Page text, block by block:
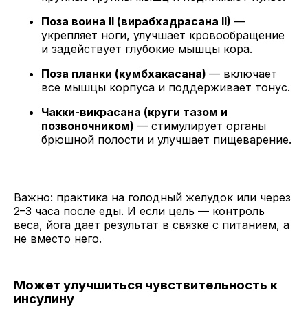
Поза воина II (вирабхадрасана II) —
укрепляет ноги, улучшает кровообращение
и задействует глубокие мышцы кора.
Поза планки (кумбхакасана) — включает
все мышцы корпуса и поддерживает тонус.
Чакки-викрасана (круги тазом и
позвоночником) — стимулирует органы
брюшной полости и улучшает пищеварение.
Важно: практика на голодный желудок или через
2–3 часа после еды. И если цель — контроль
веса, йога дает результат в связке с питанием, а
не вместо него.
Может улучшиться чувствительность к
инсулину